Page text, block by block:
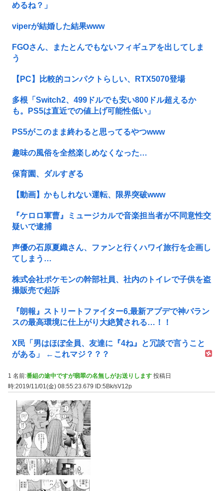
めるね？」
viperが結婚した結果www
FGOさん、またとんでもないフィギュアを出してしま
う
【PC】比較的コンパクトらしい、RTX5070登場
多根「Switch2、499ドルでも安い800ドル超えるか
も。PS5は直近での値上げ可能性低い」
PS5がこのまま終わると思ってるやつwww
趣味の風俗を全然楽しめなくなった…
保育園、ダルすぎる
【動画】かもしれない運転、限界突破www
『ケロロ軍曹』ミュージカルで音楽担当者が不同意性交
疑いで逮捕
声優の石原夏織さん、ファンと行くハワイ旅行を企画し
てしまう…
株式会社ポケモンの幹部社員、社内のトイレで子供を盗
撮販売で起訴
『朗報』ストリートファイター6,最新アプデで神バラン
スの最高環境に仕上がり大絶賛される…！！
X民「男はほぼ全員、友達に『4ね』と冗談で言うこと
がある」 ←これマジ？？？
1 名前:番組の途中ですが翡翠の名無しがお送りします 投稿日
時:2019/11/01(金) 08:55:23.679
ID:5Bk/sV12p